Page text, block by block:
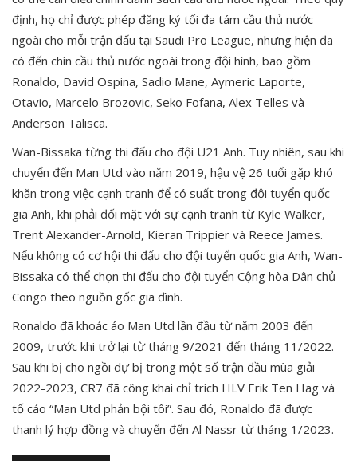
định, họ chỉ được phép đăng ký tối đa tám cầu thủ nước
ngoài cho mỗi trận đấu tại Saudi Pro League, nhưng hiện đã
có đến chín cầu thủ nước ngoài trong đội hình, bao gồm
Ronaldo, David Ospina, Sadio Mane, Aymeric Laporte,
Otavio, Marcelo Brozovic, Seko Fofana, Alex Telles và
Anderson Talisca.
Wan-Bissaka từng thi đấu cho đội U21 Anh. Tuy nhiên, sau khi
chuyển đến Man Utd vào năm 2019, hậu vệ 26 tuổi gặp khó
khăn trong việc cạnh tranh để có suất trong đội tuyển quốc
gia Anh, khi phải đối mặt với sự cạnh tranh từ Kyle Walker,
Trent Alexander-Arnold, Kieran Trippier và Reece James.
Nếu không có cơ hội thi đấu cho đội tuyển quốc gia Anh, Wan-
Bissaka có thể chọn thi đấu cho đội tuyển Cộng hòa Dân chủ
Congo theo nguồn gốc gia đình.
Ronaldo đã khoác áo Man Utd lần đầu từ năm 2003 đến
2009, trước khi trở lại từ tháng 9/2021 đến tháng 11/2022.
Sau khi bị cho ngồi dự bị trong một số trận đầu mùa giải
2022-2023, CR7 đã công khai chỉ trích HLV Erik Ten Hag và
tố cáo “Man Utd phản bội tôi”. Sau đó, Ronaldo đã được
thanh lý hợp đồng và chuyển đến Al Nassr từ tháng 1/2023.